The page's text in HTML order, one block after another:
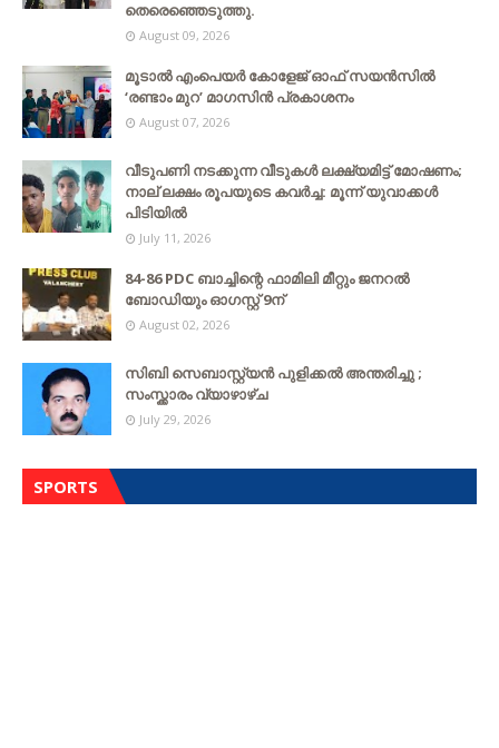
തെരെഞ്ഞെടുത്തു.
August 09, 2026
മൂടാൽ എംപെയർ കോളേജ് ഓഫ് സയൻസിൽ
‘രണ്ടാം മുറ’ മാഗസിൻ പ്രകാശനം
August 07, 2026
വീടുപണി നടക്കുന്ന വീടുകൾ ലക്ഷ്യമിട്ട് മോഷണം;
നാല് ലക്ഷം രൂപയുടെ കവർച്ച: മൂന്ന് യുവാക്കൾ
പിടിയിൽ
July 11, 2026
84-86 PDC ബാച്ചിന്റെ ഫാമിലി മീറ്റും ജനറൽ
ബോഡിയും ഓഗസ്റ്റ് 9ന്
August 02, 2026
സിബി സെബാസ്റ്റ്യന്‍ പുളിക്കല്‍ അന്തരിച്ചു ;
സംസ്ക്കാരം വ്യാഴാഴ്ച
July 29, 2026
SPORTS